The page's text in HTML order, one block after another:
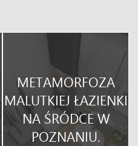
METAMORFOZA
MALUTKIEJ ŁAZIENKI
NA ŚRÓDCE W
POZNANIU.